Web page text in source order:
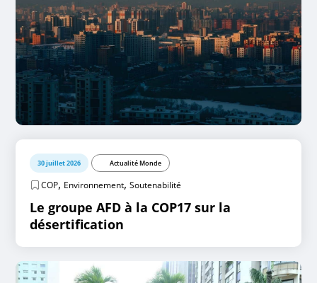
30 juillet 2026 Actualité Monde
COP, Environnement,Soutenabilité
Le groupe AFD à la COP17 sur la
désertification